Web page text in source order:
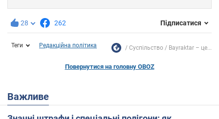
28 262 Підписатися
Теги Редакційна політика Суспільство Bayraktar – це...
Повернутися на головну OBOZ
Важливе